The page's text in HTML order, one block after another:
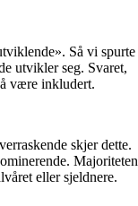
Så vi spurte
utvikler seg. Svaret,
være inkludert.
skjer dette.
Majoriteten
eller sjeldnere.